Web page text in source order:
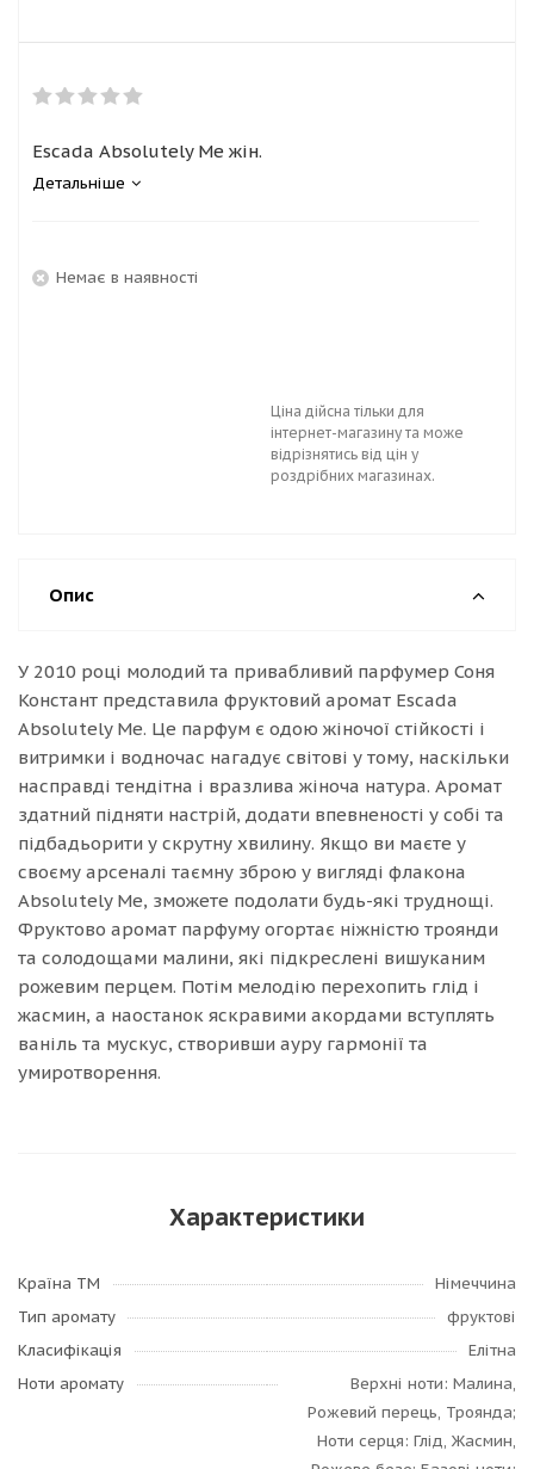
Escada Absolutely Me жін.
Детальніше
Немає в наявності
Ціна дійсна тільки для
інтернет-магазину та може
відрізнятись від цін у
роздрібних магазинах.
Опис
У 2010 році молодий та привабливий парфумер Соня
Констант представила фруктовий аромат Escada
Absolutely Me. Це парфум є одою жіночої стійкості і
витримки і водночас нагадує світові у тому, наскільки
насправді тендітна і вразлива жіноча натура. Аромат
здатний підняти настрій, додати впевненості у собі та
підбадьорити у скрутну хвилину. Якщо ви маєте у
своєму арсеналі таємну зброю у вигляді флакона
Absolutely Me, зможете подолати будь-які труднощі.
Фруктово аромат парфуму огортає ніжністю троянди
та солодощами малини, які підкреслені вишуканим
рожевим перцем. Потім мелодію перехопить глід і
жасмин, а наостанок яскравими акордами вступлять
ваніль та мускус, створивши ауру гармонії та
умиротворення.
Характеристики
Країна ТМ
Німеччина
Тип аромату
фруктові
Класифікація
Елітна
Ноти аромату
Верхні ноти: Малина,
Рожевий перець, Троянда;
Ноти серця: Глід, Жасмин,